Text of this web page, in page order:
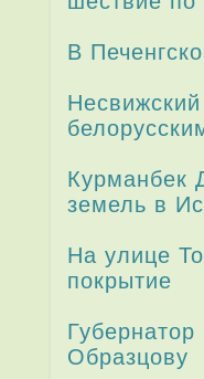
В
Курманбек
земель в
На улице
покрытие
Образцову